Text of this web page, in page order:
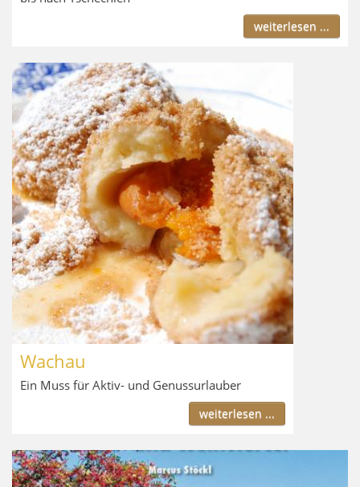
weiterlesen ...
Wachau
Ein Muss für Aktiv- und Genussurlauber
weiterlesen ...